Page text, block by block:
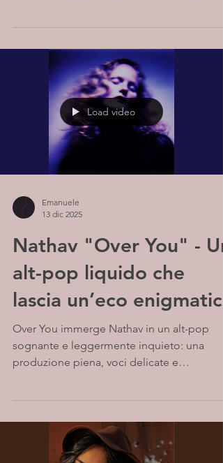
Load video
Emanuele
13 dic 2025
Nathav "Over You" - Un
alt-pop liquido che
lascia un’eco enigmatica
Over You immerge Nathav in un alt-pop
sognante e leggermente inquieto: una
produzione piena, voci delicate e